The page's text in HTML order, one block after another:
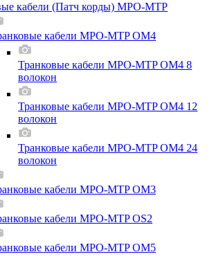
кабели (Патч корды) MPO-MTP
кабели MPO-MTP OM4
Транковые кабели MPO-MTP OM4 8
волокон
Транковые кабели MPO-MTP OM4 12
волокон
Транковые кабели MPO-MTP OM4 24
волокон
кабели MPO-MTP OM3
кабели MPO-MTP OS2
кабели MPO-MTP OM5